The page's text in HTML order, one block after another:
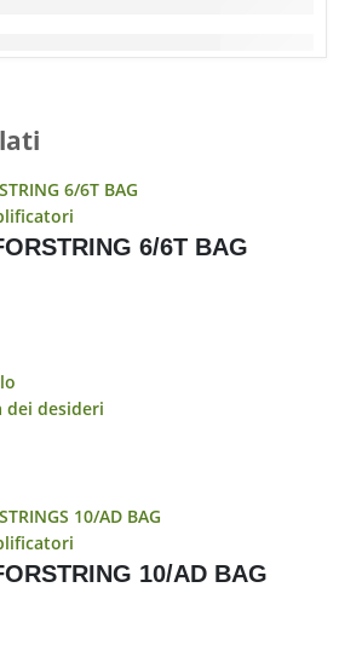
6/6T BAG
dei desideri
10/AD BAG